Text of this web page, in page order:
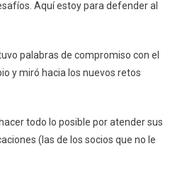
Aquí estoy para defender al
palabras de compromiso con el
y miró hacia los nuevos retos
todo lo posible por atender sus
(las de los socios que no le